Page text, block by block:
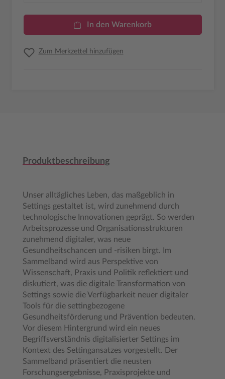
In den Warenkorb
Zum Merkzettel hinzufügen
Produktbeschreibung
Unser alltägliches Leben, das maßgeblich in
Settings gestaltet ist, wird zunehmend durch
technologische Innovationen geprägt. So werden
Arbeitsprozesse und Organisationsstrukturen
zunehmend digitaler, was neue
Gesundheitschancen und -risiken birgt. Im
Sammelband wird aus Perspektive von
Wissenschaft, Praxis und Politik reflektiert und
diskutiert, was die digitale Transformation von
Settings sowie die Verfügbarkeit neuer digitaler
Tools für die settingbezogene
Gesundheitsförderung und Prävention bedeuten.
Vor diesem Hintergrund wird ein neues
Begriffsverständnis digitalisierter Settings im
Kontext des Settingansatzes vorgestellt. Der
Sammelband präsentiert die neusten
Forschungsergebnisse, Praxisprojekte und